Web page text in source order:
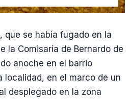
que se había fugado en la
la Comisaría de Bernardo de
anoche en el barrio
localidad, en el marco de un
desplegado en la zona